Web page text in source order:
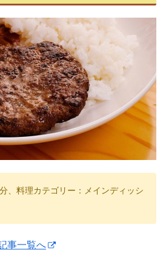
、料理カテゴリー：メインディッシ
事一覧へ